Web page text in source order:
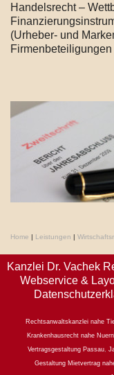
Handelsrecht –
(Urheber- und
Home | Leistungen |
Kanzlei Dr. Vachek
Webservice &
Rechtsanwaltskanzlei nahe
Krankenhausrecht nahe
Vertragsgestaltung Passau
Gestaltung Mietvertrag